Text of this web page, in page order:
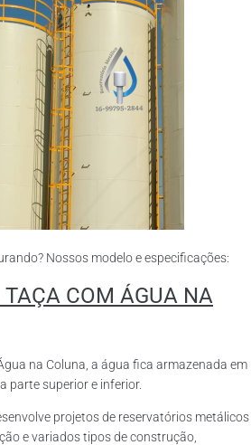
Nossos modelo e especificações:
TAÇA COM ÁGUA NA
na Coluna, a água fica armazenada em
parte superior e inferior.
projetos de reservatórios metálicos
e variados tipos de construção,